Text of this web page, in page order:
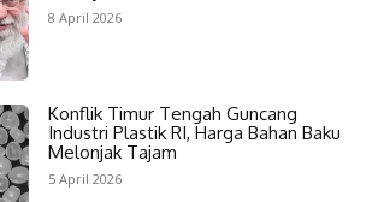
8 April 2026
Konflik Timur Tengah Guncang
Industri Plastik RI, Harga Bahan Baku
Melonjak Tajam
5 April 2026